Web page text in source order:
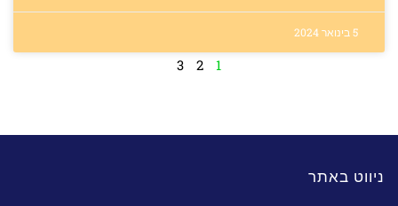
5 בינואר 2024
1
2
3
ניווט באתר